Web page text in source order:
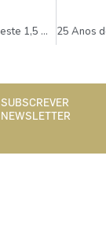
Monte da Bica investe 1,5 milhões de euros no Alentejo
SUBSCREVER
NEWSLETTER